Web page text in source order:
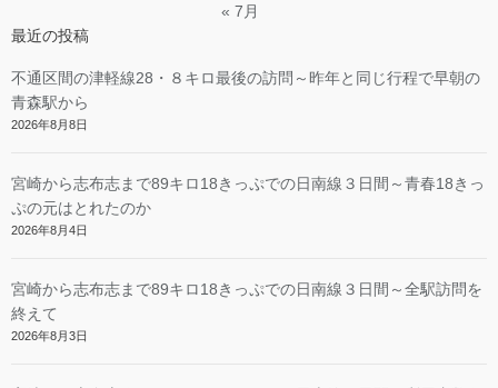
« 7月
最近の投稿
不通区間の津軽線28・８キロ最後の訪問～昨年と同じ行程で早朝の
青森駅から
2026年8月8日
宮崎から志布志まで89キロ18きっぷでの日南線３日間～青春18きっ
ぷの元はとれたのか
2026年8月4日
宮崎から志布志まで89キロ18きっぷでの日南線３日間～全駅訪問を
終えて
2026年8月3日